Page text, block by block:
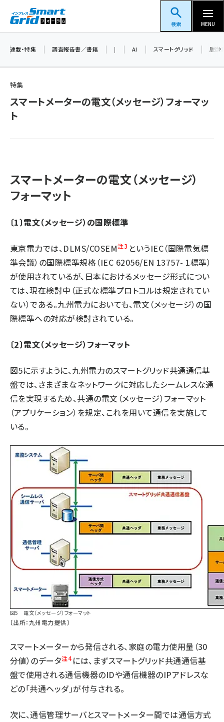
ン
スマートグリッドフォーラム
検索 MENU
ngn (272)
aitras (180)
連載・特集 調査報告書／書籍 | AI スマートグリッド 脱炭
特集
スマートメーターの電文（メッセージ）フォーマッ
ト
スマートメーターの電文（メッセージ）
フォーマット
〔1〕電文（メッセージ）の国際標準
東京電力では、DLMS/COSEM注3 というIEC（国際電気標
準会議）の国際標準規格（IEC 62056/EN 13757- 1標準）
が使用されているが、日本におけるメッセージ形式につい
ては、現在検討中（正式な標準プロトコルは規定されてい
ない）である。九州電力においても、電文（メッセージ）の国
際標準への対応が検討されている。
〔2〕電文（メッセージ）フォーマット
図5に示すように、九州電力のスマートグリッド共通通信基
盤では、さまざまなネットワークに対応したシームレスな通
信を実現するため、共通の電文（メッセージ）フォーマット
（アプリケーション）を規定、これを用いて通信を実施して
いる。
図5 電文（メッセージ）フォーマット
〔出所：九州電力提供〕
スマートメーターから発信される、家庭の電力使用量（30
分値）のデータ注4 には、まずスマートグリッド共通通信基
盤で使用される通信機器のIDや通信機器のIPアドレスな
どの「共通ヘッダ」が付与される。
次に、通信管理サーバとスマートメーター間では通信方式